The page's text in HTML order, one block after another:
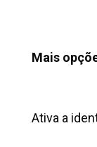
Mais
Ativa a